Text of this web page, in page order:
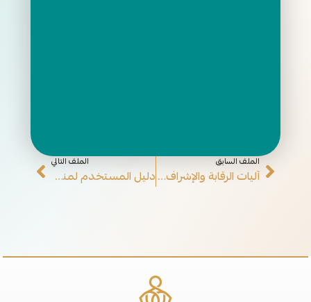
الملف السابق
آليات الرقابة والإشراف على المنظمة
الملف التالي
دليل المستخدم لمنصة نوى